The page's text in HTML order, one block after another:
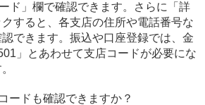
ド」欄で確認できます。さらに「詳
すると、各支店の住所や電話番号な
できます。振込や口座登録では、金
」とあわせて支店コードが必要にな
ードも確認できますか？